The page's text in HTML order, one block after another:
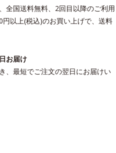
全国送料無料、2回目以降のご利用
円以上(税込)のお買い上げで、送料
お届け
、最短でご注文の翌日にお届けい